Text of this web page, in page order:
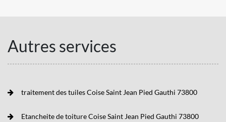
Autres services
traitement des tuiles Coise Saint Jean Pied Gauthi 73800
Etancheite de toiture Coise Saint Jean Pied Gauthi 73800